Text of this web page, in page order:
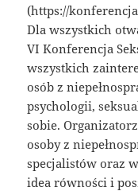
(https://
Dla wszystkich
VI Konferencja
wszystkich
osób z
psychologii,
sobie.
osoby z
specjalistów oraz
idea równości i